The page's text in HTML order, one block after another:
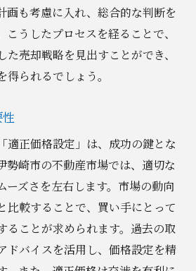
画も考慮に入れ、総合的な判断を
うしたプロセスを経ることで、
た売却戦略を見出すことができ、
られるでしょう。
適正価格設定」は、成功の鍵とな
勢崎市の不動産市場では、適切な
ーズさを左右します。市場の動向
比較することで、買い手にとって
ることが求められます。過去の取
ドバイスを活用し、価格設定を精